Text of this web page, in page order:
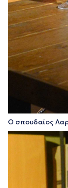
Ο σπουδαίος